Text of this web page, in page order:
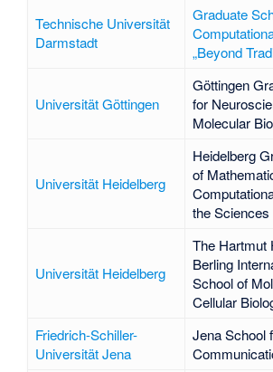
Technische Universität
Darmstadt
Graduate
„Beyond
Universität Göttingen
Göttingen
for
Molecular
Universität Heidelberg
Heidelberg
of
the Sciences
Universität Heidelberg
The Hartmut
Berling
School of
Cellular
Friedrich-Schiller-
Universität Jena
Jena School